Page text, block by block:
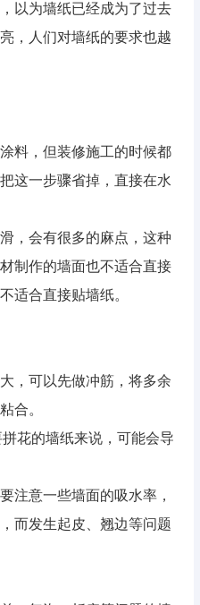
以为墙纸已经成为了过去
，人们对墙纸的要求也越
料，但装修施工的时候都
这一步骤省掉，直接在水
，会有很多的麻点，这种
制作的墙面也不适合直接
适合直接贴墙纸。
，可以先做冲筋，将多余
合。
花的墙纸来说，可能会导
注意一些墙面的吸水率，
而发生起皮、翘边等问题